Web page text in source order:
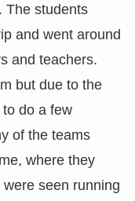
The students
and went around
and teachers.
but due to the
do a few
of the teams
where they
seen running